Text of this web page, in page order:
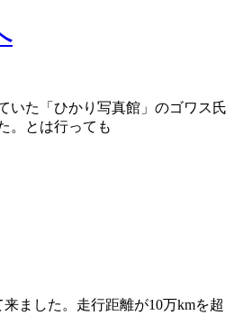
いた「ひかり写真館」のゴワス氏
。とは行っても
ました。走行距離が10万kmを超